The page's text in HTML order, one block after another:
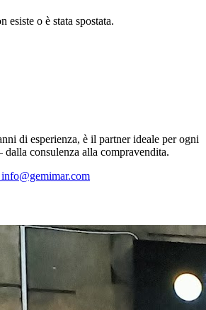
esiste o è stata spostata.
di esperienza, è il partner ideale per ogni
consulenza alla compravendita.
info@gemimar.com